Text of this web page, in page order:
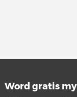
Word gratis